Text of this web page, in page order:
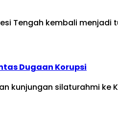
Tengah kembali
Dugaan Korupsi
kunjungan silaturahmi